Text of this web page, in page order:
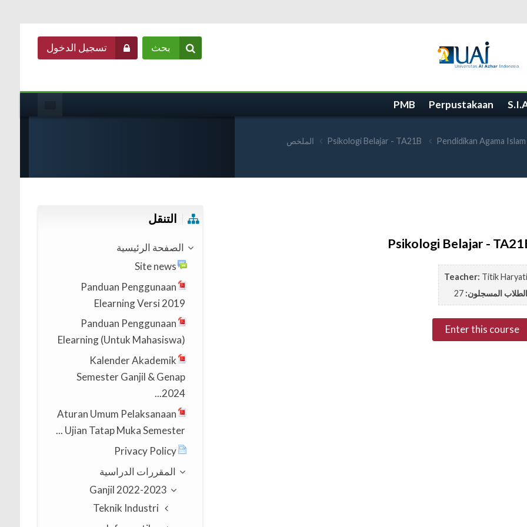
بحث تسجيل الدخول
Perpustakaan
PMB
Pendidikan Agama Islam
Psikologi Belajar - TA21B الملخص
Psikologi Belajar -
Teacher: Titik Haryati
الطلاب المسجلون: 27
Enter this course
تجاوز التنقل
التنقل
الصفحة الرئيسية
Site news
Panduan Penggunaan
Elearning Versi 2019
Panduan Penggunaan
Elearning (Untuk Mahasiswa)
Kalender Akademik
Semester Ganjil & Genap
2024...
Aturan Umum Pelaksanaan
Ujian Tatap Muka Semester ...
Privacy Policy
المقررات الدراسية
2022-2023 Ganjil
Teknik Industri